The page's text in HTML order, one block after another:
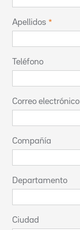
Apellidos
Teléfono
Correo electrónico
Compañía
Departamento
Ciudad